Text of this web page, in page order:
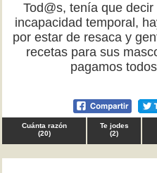
Tod@s, tenía que
incapacidad temporal,
por estar de resaca y
recetas para sus
pagamos
Cuánta razón
(20)
Te jodes
(2)